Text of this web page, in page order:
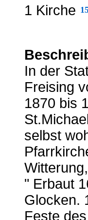
1 Kirche
In der
Freising
1870 bis
selbst
" Erbaut
Glocken.
Feste